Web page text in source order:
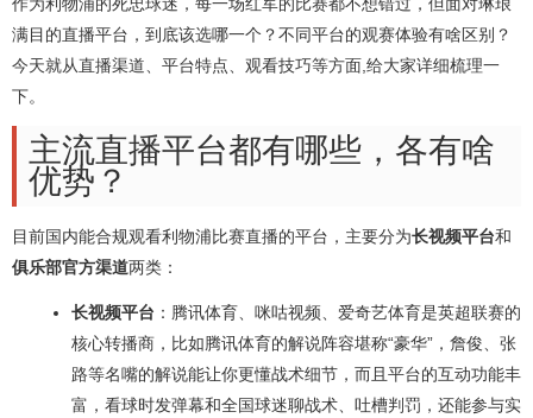
满目的直播平台，到底该选哪一个？不同平台的观赛体验有啥区别？
今天就从直播渠道、平台特点、观看技巧等方面,给大家详细梳理一
下。
主流直播平台都有哪些，各有啥
优势？
目前国内能合规观看利物浦比赛直播的平台，主要分为长视频平台和
俱乐部官方渠道两类：
长视频平台 ：腾讯体育、咪咕视频、爱奇艺体育是英超联赛的
核心转播商，比如腾讯体育的解说阵容堪称“豪华”，詹俊、张
路等名嘴的解说能让你更懂战术细节，而且平台的互动功能丰
富，看球时发弹幕和全国球迷聊战术、吐槽判罚，还能参与实